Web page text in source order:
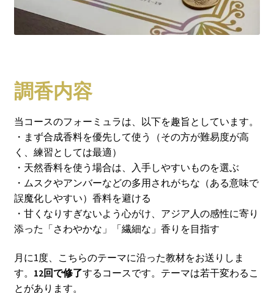
調香内容
当コースのフォーミュラは、以下を趣旨としています。
・まず合成香料を優先して使う（その方が難易度が高
く、練習としては最適）
・天然香料を使う場合は、入手しやすいものを選ぶ
・ムスクやアンバーなどの多用されがちな（ある意味で
誤魔化しやすい）香料を避ける
・甘くなりすぎないよう心がけ、アジア人の感性に寄り
添った「さわやかな」「繊細な」香りを目指す
月に1度、こちらのテーマに沿った教材をお送りしま
す。 12回で修了するコースです。テーマは若干変わるこ
とがあります。